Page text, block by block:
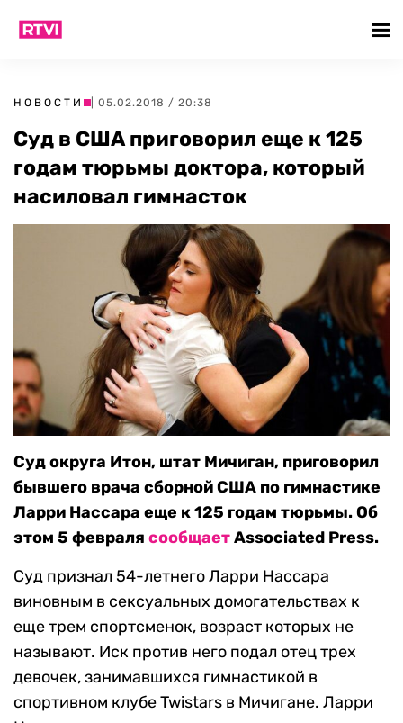
НОВОСТИ | 05.02.2018 / 20:38
Суд в США приговорил еще к 125
годам тюрьмы доктора, который
насиловал гимнасток
Cуд округа Итон, штат Мичиган, приговорил
бывшего врача сборной США по гимнастике
Ларри Нассара еще к 125 годам тюрьмы. Об
этом 5 февраля сообщаетAssociated Press.
Суд признал 54-летнего Ларри Нассара
виновным в сексуальных домогательствах к
еще трем спортсменок, возраст которых не
называют. Иск против него подал отец трех
девочек, занимавшихся гимнастикой в
спортивном клубе Twistars в Мичигане. Ларри